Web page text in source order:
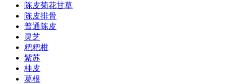
陈皮菊花甘草
陈皮排骨
普通陈皮
灵芝
粑粑柑
紫苏
桂皮
葛根